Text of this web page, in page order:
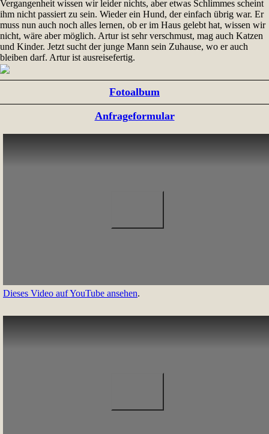
Vergangenheit wissen wir leider nichts, aber etwas Schlimmes scheint
ihm nicht passiert zu sein. Wieder ein Hund, der einfach übrig war. Er
muss nun auch noch alles lernen, ob er im Haus gelebt hat, wissen wir
nicht, wäre aber möglich. Artur ist sehr verschmust, mag auch Katzen
und Kinder. Jetzt sucht der junge Mann sein Zuhause, wo er auch
bleiben darf. Artur ist ausreisefertig.
Fotoalbum
Anfrageformular
Dieses Video auf YouTube ansehen.